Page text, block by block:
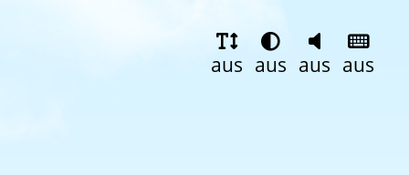
aus aus aus aus